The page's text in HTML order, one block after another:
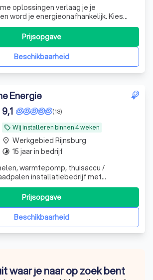
oplossingen verlaag je je
word je energieonafhankelijk. Kies
thuisbatterij, laadpaal, airco of
Beschikbaarheid
Prijsopgave
Energie
local_offer Wij installeren binnen 4 weken
(13)
9,1
warmtepomp, thuisaccu /
met
Wij houden van ons vak en
Beschikbaarheid
Prijsopgave
place Werkgebied Rijnsburg
timelapse 15 jaar in bedrijf
waar je naar op zoek bent